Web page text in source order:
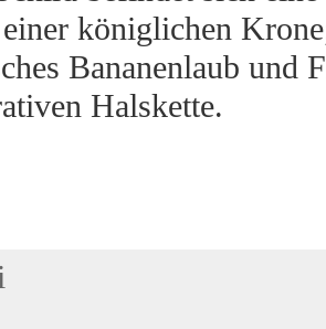
königlichen
Bananenlaub und
Halskette.